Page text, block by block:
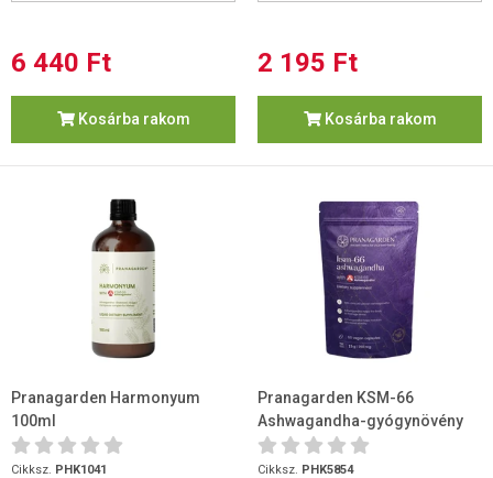
6 440 Ft
Kosárba rakom
2 195 Ft
Kosárba rakom
Pranagarden Harmonyum
100ml
Cikksz. PHK1041
Pranagarden KSM-66
Ashwagandha-gyógynövény
kapszula 60 db
Cikksz. PHK5854